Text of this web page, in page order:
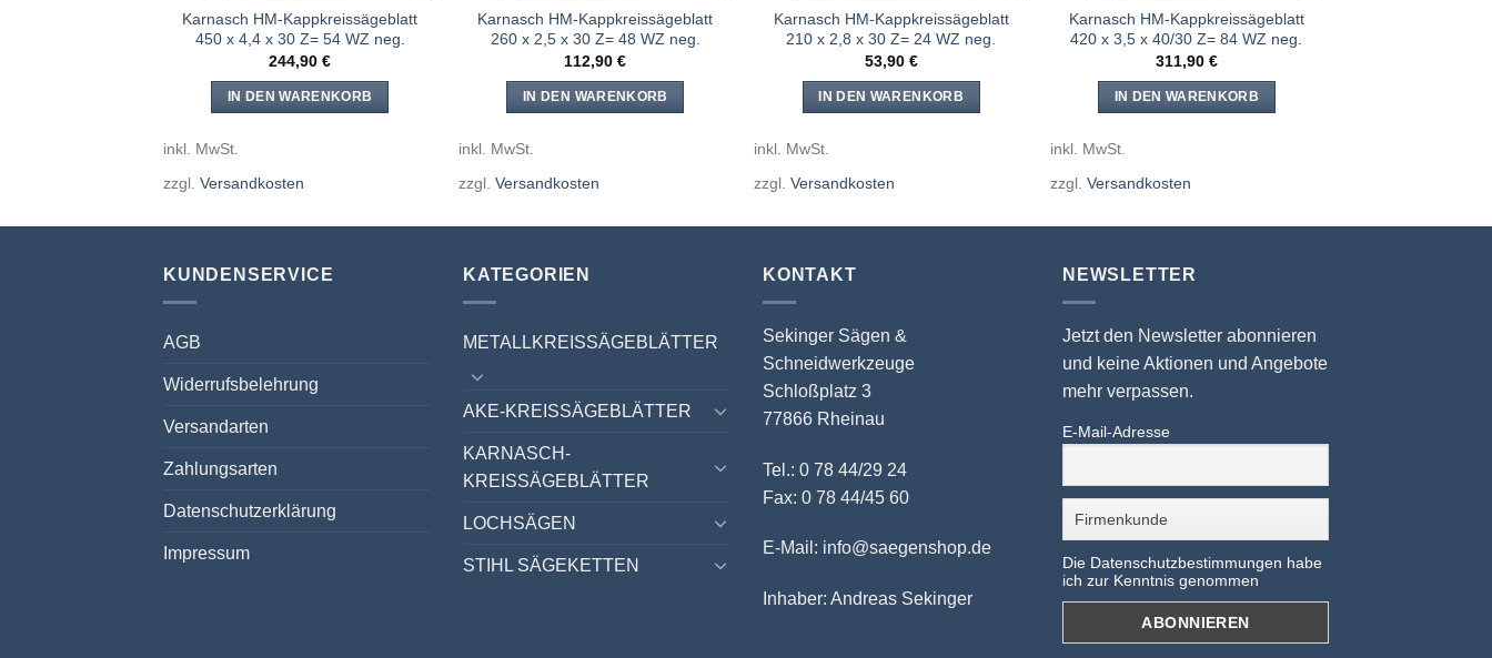
Karnasch HM-Kappkreissägeblatt
450 x 4,4 x 30 Z= 54 WZ neg.
244,90€
IN DEN WARENKORB
inkl. MwSt.
zzgl. Versandkosten
Karnasch HM-Kappkreissägeblatt
260 x 2,5 x 30 Z= 48 WZ neg.
112,90€
IN DEN WARENKORB
inkl. MwSt.
zzgl.Versandkosten
Karnasch HM-Kappkreissägeblatt
210 x 2,8 x 30 Z= 24 WZ neg.
53,90 €
IN DEN WARENKORB
inkl. MwSt.
zzgl.Versandkosten
Karnasch HM-Kappkreissägeblatt
420 x 3,5 x 40/30 Z= 84 WZ neg.
311,90 €
IN DEN WARENKORB
inkl. MwSt.
zzgl. Versandkosten
KUNDENSERVICE
AGB
Widerrufsbelehrung
Versandarten
Zahlungsarten
Datenschutzerklärung
Impressum
KATEGORIEN
METALLKREISSÄGEBLÄTTER
AKE-KREISSÄGEBLÄTTER
KARNASCH-
KREISSÄGEBLÄTTER
LOCHSÄGEN
STIHL SÄGEKETTEN
KONTAKT
Sekinger Sägen &
Schneidwerkzeuge
Schloßplatz 3
77866 Rheinau
Tel.: 0 78 44/29 24
Fax: 0 78 44/45 60
E-Mail: info@saegenshop.de
Inhaber: Andreas Sekinger
NEWSLETTER
Jetzt den Newsletter abonnieren
und keine Aktionen und Angebote
mehr verpassen.
E-Mail-Adresse
Die Datenschutzbestimmungen habe
ich zur Kenntnis genommen